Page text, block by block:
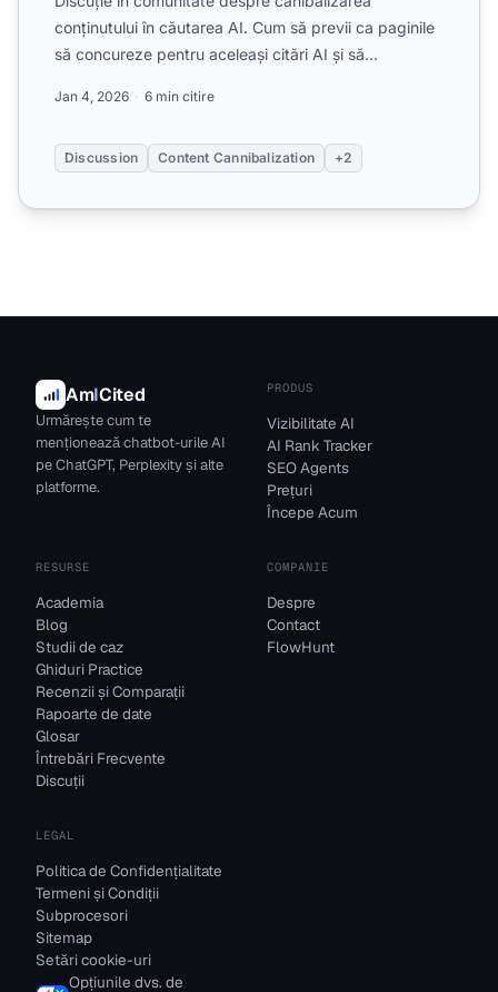
conținutului în căutarea AI. Cum să previi ca paginile
să concureze pentru aceleași citări AI și să
Jan 4, 2026 6 min citire
Discussion Content Cannibalization +2
AmICited
Urmărește cum te
menționează chatbot-urile AI
pe ChatGPT, Perplexity și alte
platforme.
PRODUS
Vizibilitate AI
AI Rank Tracker
SEO Agents
Prețuri
Începe Acum
RESURSE
Academia
Blog
Studii de caz
Ghiduri Practice
Recenzii și Comparații
Rapoarte de date
Glosar
Întrebări Frecvente
Discuții
COMPANIE
Despre
Contact
FlowHunt
LEGAL
Politica de Confidențialitate
Termeni și Condiții
Subprocesori
Sitemap
Setări cookie-uri
Opțiunile dvs. de